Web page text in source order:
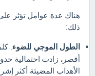
هناك عدة عوامل تؤثر
ذلك:
الطول الموجي للضوء .
أقصر، زادت احتمالية
الأهداب المضيئة أكثر